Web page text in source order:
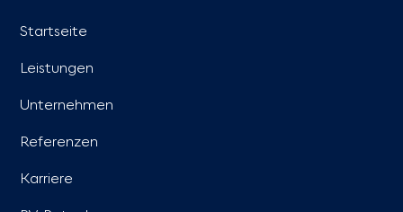
Startseite
Leistungen
Unternehmen
Referenzen
Karriere